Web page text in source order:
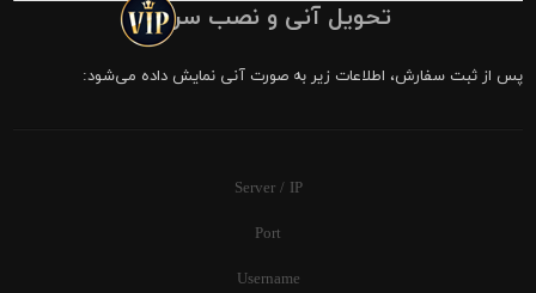
تحویل آنی و نصب سریع
پس از ثبت سفارش، اطلاعات زیر به صورت آنی نمایش داده می‌شود:
Server / IP
Port
Username